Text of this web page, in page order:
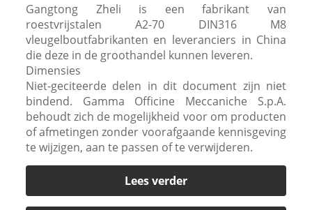
Gangtong Zheli is een fabrikant van
roestvrijstalen A2-70 DIN316 M8
vleugelboutfabrikanten en leveranciers in China
die deze in de groothandel kunnen leveren.
Dimensies
Niet-geciteerde delen in dit document zijn niet
bindend. Gamma Officine Meccaniche S.p.A.
behoudt zich de mogelijkheid voor om producten
of afmetingen zonder voorafgaande kennisgeving
te wijzigen, aan te passen of te verwijderen.
Lees verder